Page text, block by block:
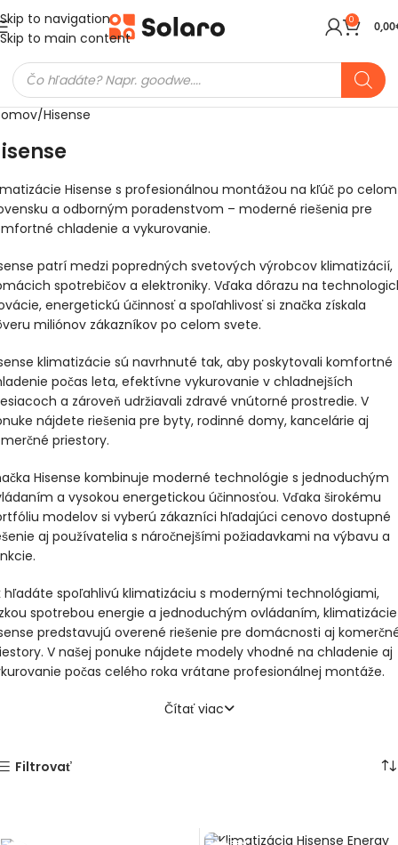
Skip to navigation
Skip to main content
0 0,00
1
1
1
2
6
6
H2
Hisense
Hisense s profesionálnou montážou na kľúč po celom
a odborným poradenstvom – moderné riešenia pre
chladenie a vykurovanie.
patrí medzi popredných svetových výrobcov klimatizácií,
spotrebičov a elektroniky. Vďaka dôrazu na
energetickú účinnosť a spoľahlivosť si značka získala
miliónov zákazníkov po celom svete.
klimatizácie sú navrhnuté tak, aby poskytovali komfortné
počas leta, efektívne vykurovanie v chladnejších
a zároveň udržiavali zdravé vnútorné prostredie. V
nájdete riešenia pre byty, rodinné domy, kancelárie aj
priestory.
Hisense kombinuje moderné technológie s jednoduchým
a vysokou energetickou účinnosťou. Vďaka širokému
modelov si vyberú zákazníci hľadajúci cenovo dostupné
aj používatelia s náročnejšími požiadavkami na výbavu a
hľadáte spoľahlivú klimatizáciu s modernými technológiami,
spotrebou energie a jednoduchým ovládaním, klimatizácie
predstavujú overené riešenie pre domácnosti aj
V našej ponuke nájdete modely vhodné na chladenie aj
počas celého roka vrátane profesionálnej montáže.
Čítať viac
Filtrovať